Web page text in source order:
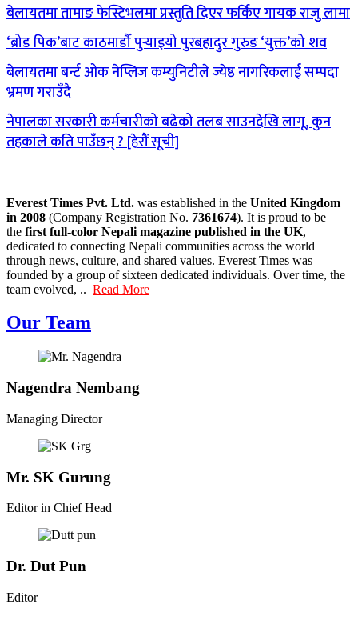
बेलायतमा तामाङ फेस्टिभलमा प्रस्तुति दिएर फर्किए गायक राजुु लामा
‘ब्रोड पिक’बाट काठमाडौँ पुर्‍याइयो पुरबहादुर गुरुङ ‘युक्त’को शव
बेलायतमा बर्न्ट ओक नेप्लिज कम्युनिटीले ज्येष्ठ नागरिकलाई सम्पदा
भ्रमण गराउँदै
नेपालका सरकारी कर्मचारीको बढेको तलब साउनदेखि लागू, कुन
तहकाले कति पाउँछन् ? [हेरौं सूची]
Everest Times Pvt. Ltd. was established in the United Kingdom
in 2008 (Company Registration No. 7361674). It is proud to be
the first full-color Nepali magazine published in the UK,
dedicated to connecting Nepali communities across the world
through news, culture, and shared values. Everest Times was
founded by a group of sixteen dedicated individuals. Over time, the
team evolved, .. Read More
Our Team
Nagendra Nembang
Managing Director
Mr. SK Gurung
Editor in Chief Head
Dr. Dut Pun
Editor